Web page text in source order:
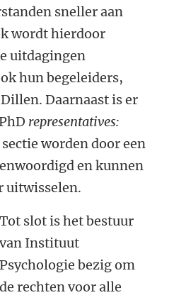
sneller aan
wordt hierdoor
uitdagingen
hun begeleiders,
Daarnaast is er
representatives:
worden door een
en kunnen
uitwisselen.
Tot slot is het bestuur
van Instituut
Psychologie bezig om
de rechten voor alle